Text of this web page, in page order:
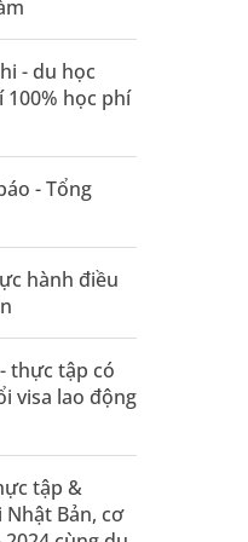
- du học
100% học phí
- Tổng
hành điều
thực tập có
visa lao động
tập &
Bản, cơ